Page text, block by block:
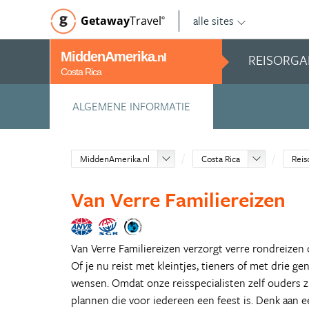
GetawayTravel© alle sites
MiddenAmerika.nl
Costa Rica
ALGEMENE INFORMATIE
MiddenAmerika.nl Costa Rica
Van Verre Familiereizen
Van Verre Familiereizen verzorgt verre
Of je nu reist met kleintjes, tieners of met drie
wensen. Omdat onze reisspecialisten zelf ouders
plannen die voor iedereen een feest is. Denk